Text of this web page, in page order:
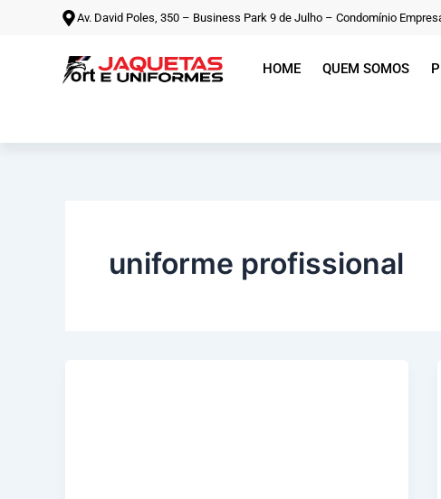
conteúdo
Av. David Poles, 350 – Business Park 9 de Julho – Condomínio
HOME QUEM SOMOS
uniforme profissional